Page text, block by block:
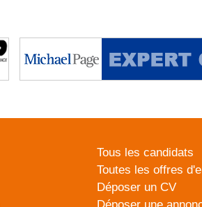
Tous les candidats
Toutes les offres
Déposer un CV